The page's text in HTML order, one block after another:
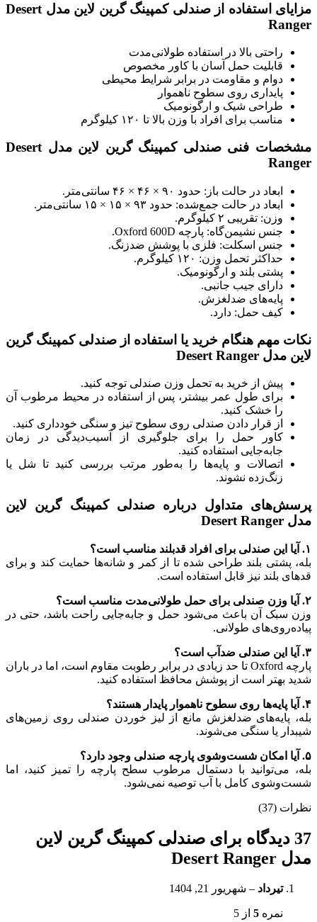
مزایای استفاده از صندلی کمپینگ گرین لاین مدل Desert
Ranger
راحتی بالا در استفاده طولانی‌مدت
قابلیت حمل آسان با کاور مخصوص
دوام و مقاومت در برابر شرایط محیطی
پایداری روی سطوح ناهموار
طراحی شیک و ارگونومیک
مناسب برای افراد با وزن بالا تا ۱۲۰ کیلوگرم
مشخصات فنی صندلی کمپینگ گرین لاین مدل Desert
Ranger
ابعاد در حالت باز: حدود ۹۰ × ۴۶ × ۴۶ سانتی‌متر.
ابعاد در حالت جمع‌شده: حدود ۹۳ × ۱۵ × ۱۵ سانتی‌متر.
وزن: تقریبی ۲ کیلوگرم.
جنس نشیمن‌گاه: پارچه Oxford 600D.
جنس اسکلت: فلزی با پوشش ضدزنگ.
حداکثر تحمل وزن: ۱۲۰ کیلوگرم.
پشتی بلند و ارگونومیک.
دارای جیب جانبی.
پایه‌های ضدلغزش.
کیف حمل: دارد.
نکات مهم هنگام خرید یا استفاده از صندلی کمپینگ گرین
لاین مدل Desert Ranger
پیش از خرید به تحمل وزن صندلی توجه کنید.
برای طول عمر بیشتر، پس از استفاده در محیط مرطوب آن
را خشک کنید.
از قرار دادن صندلی روی سطوح تیز و سنگی خودداری کنید.
کاور حمل را برای جلوگیری از آسیب‌دیدگی در زمان
جابه‌جایی استفاده کنید.
اتصالات و پایه‌ها را به‌طور مرتب بررسی کنید تا شل یا
زنگ‌زده نشوند.
پرسش‌های متداول درباره صندلی کمپینگ گرین لاین
مدل Desert Ranger
۱. آیا این صندلی برای افراد قدبلند مناسب است؟
بله، پشتی بلند طراحی شده تا از کمر و شانه‌ها حمایت کند و برای
قدهای بلند نیز قابل استفاده است.
۲. آیا وزن صندلی برای حمل طولانی‌مدت مناسب است؟
وزن سبک آن باعث می‌شود حمل و جابه‌جایی راحت باشد، حتی در
پیاده‌روی‌های طولانی.
۳. آیا این صندلی ضدآب است؟
پارچه Oxford تا حد زیادی در برابر رطوبت مقاوم است، اما در باران
شدید بهتر است از پوشش محافظ استفاده کنید.
۴. آیا پایه‌ها روی سطوح ناهموار پایدار هستند؟
بله، پایه‌های ضدلغزش مانع از لیز خوردن صندلی روی زمین‌های
شیبدار یا سنگی می‌شوند.
۵. آیا امکان شست‌وشوی پارچه صندلی وجود دارد؟
بله، می‌توانید با دستمال مرطوب سطح پارچه را تمیز کنید، اما
شست‌وشوی کامل با آب توصیه نمی‌شود.
نظرات (37)
37 دیدگاه برای
صندلی کمپینگ گرین لاین
مدل Desert Ranger
تیرداد – شهریور 21, 1404
نمره 5 از 5